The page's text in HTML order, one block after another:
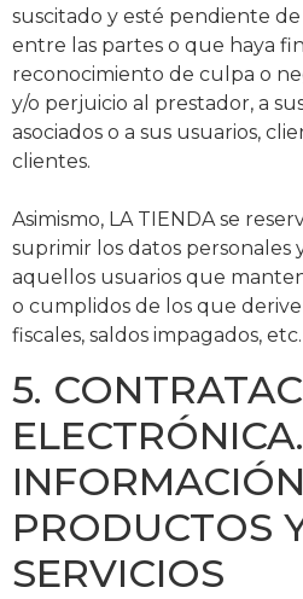
suscitado y esté pendiente
entre las partes o que haya
reconocimiento de culpa o
y/o perjuicio al prestador, a
asociados o a sus usuarios,
clientes.
Asimismo, LA TIENDA se
suprimir los datos personales
aquellos usuarios que
o cumplidos de los que
fiscales, saldos impagados, etc.
5.
ELECTRÓNICA.
PRODUCTOS
SERVICIOS